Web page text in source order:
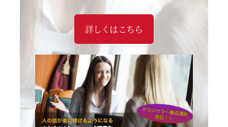
詳しくはこちら